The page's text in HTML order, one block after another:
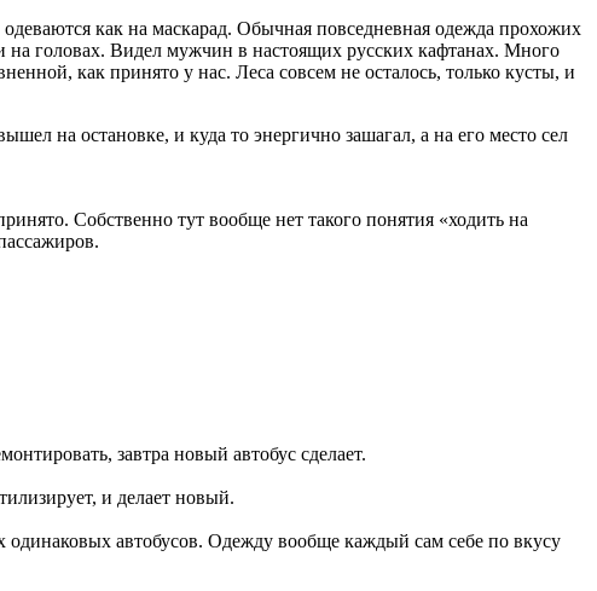
как на маскарад. Обычная повседневная одежда прохожих
на головах. Видел мужчин в настоящих русских кафтанах. Много
как принято у нас. Леса совсем не осталось, только кусты, и
на остановке, и куда то энергично зашагал, а на его место сел
Собственно тут вообще нет такого понятия «ходить на
завтра новый автобус сделает.
и делает новый.
одинаковых автобусов. Одежду вообще каждый сам себе по вкусу